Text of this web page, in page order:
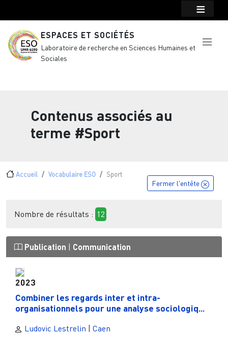
ESPACES ET SOCIÉTÉS
Laboratoire de recherche en Sciences Humaines et
Sociales
Contenus associés au
terme #Sport
Fil d'Ariane
Accueil Vocabulaire ESO Sport
Fermer l'entête
Nombre de résultats : 12
Publication Communication
2023
Combiner les regards inter et intra-
organisationnels pour une analyse sociologiq...
Ludovic Lestrelin Caen